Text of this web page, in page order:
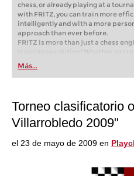
chess, or already playing at a
with FRITZ, you can train more
intelligently and with a more
approach than ever before.
FRITZ is more than just a chess
training revolution! Whether you’re
first steps into the world of club
playing at a tournament level: with
train more efficiently, intelligently
Más...
Torneo clasificatorio
Villarrobledo 2009"
el 23 de mayo de 2009 en